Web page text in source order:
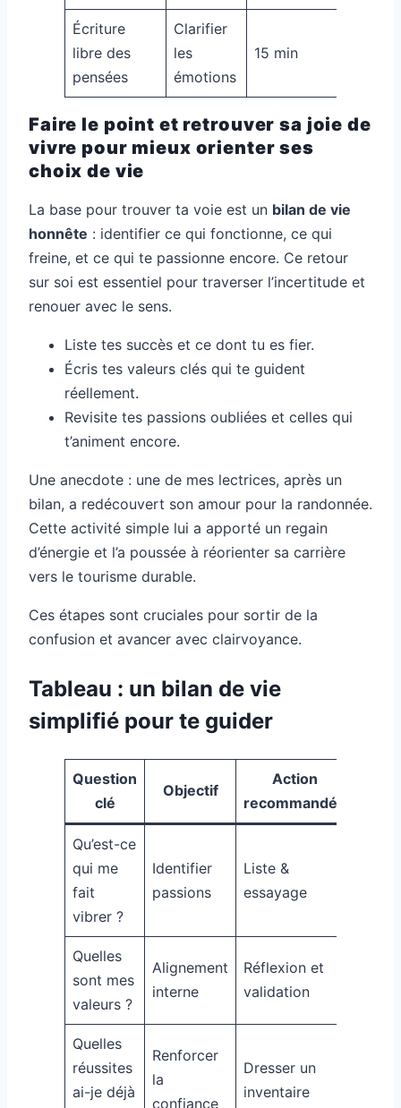
Écriture
libre des
pensées
Clarifier
les
émotions
15 min
Faire le point et retrouver sa joie de
vivre pour mieux orienter ses
choix de vie
La base pour trouver ta voie est un bilan de vie
honnête : identifier ce qui fonctionne, ce qui
freine, et ce qui te passionne encore. Ce retour
sur soi est essentiel pour traverser l’incertitude et
renouer avec le sens.
Liste tes succès et ce dont tu es fier.
Écris tes valeurs clés qui te guident
réellement.
Revisite tes passions oubliées et celles qui
t’animent encore.
Une anecdote : une de mes lectrices, après un
bilan, a redécouvert son amour pour la randonnée.
Cette activité simple lui a apporté un regain
d’énergie et l’a poussée à réorienter sa carrière
vers le tourisme durable.
Ces étapes sont cruciales pour sortir de la
confusion et avancer avec clairvoyance.
Tableau : un bilan de vie
simplifié pour te guider
Question
clé
Objectif
Action
recommandée
Qu’est-ce
qui me
fait
vibrer ?
Identifier
passions
Liste &
essayage
Quelles
sont mes
valeurs ?
Alignement
interne
Réflexion et
validation
Quelles
réussites
ai-je déjà
Renforcer
la
confiance
Dresser un
inventaire